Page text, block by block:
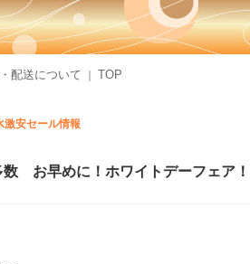
配送について TOP
激安セール情報
数 お早めに！ホワイトデーフェア！